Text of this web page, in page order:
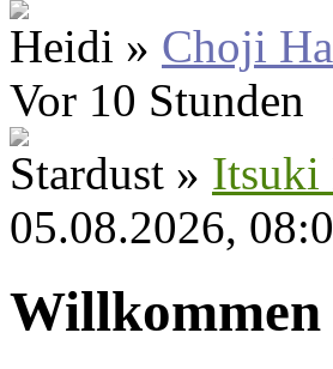
Heidi » Choji
Vor 10 Stunden
Stardust » Itsuki
05.08.2026,
Willkommen